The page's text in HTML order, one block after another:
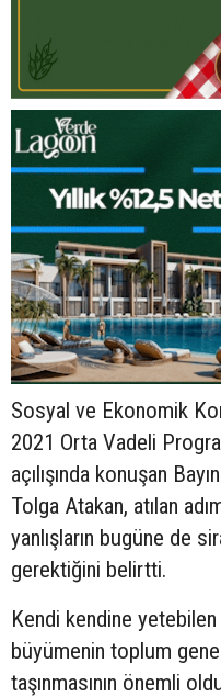
Sosyal ve Ekonomik
2021 Orta Vadeli
açılışında konuşan
Tolga Atakan, atılan
yanlışların bugüne de
gerektiğini belirtti.
Kendi kendine
büyümenin toplum
taşınmasının önemli